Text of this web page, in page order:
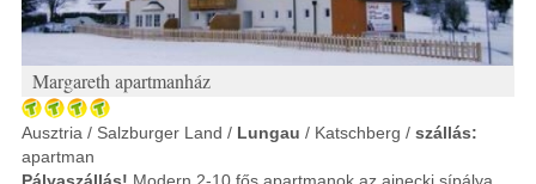
Margareth apartmanház
Ausztria / Salzburger Land / Lungau / Katschberg / szállás:
apartman